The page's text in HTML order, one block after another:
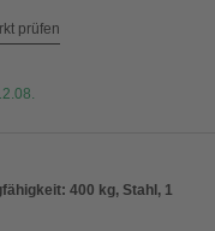
prüfen
400 kg, Stahl, 1